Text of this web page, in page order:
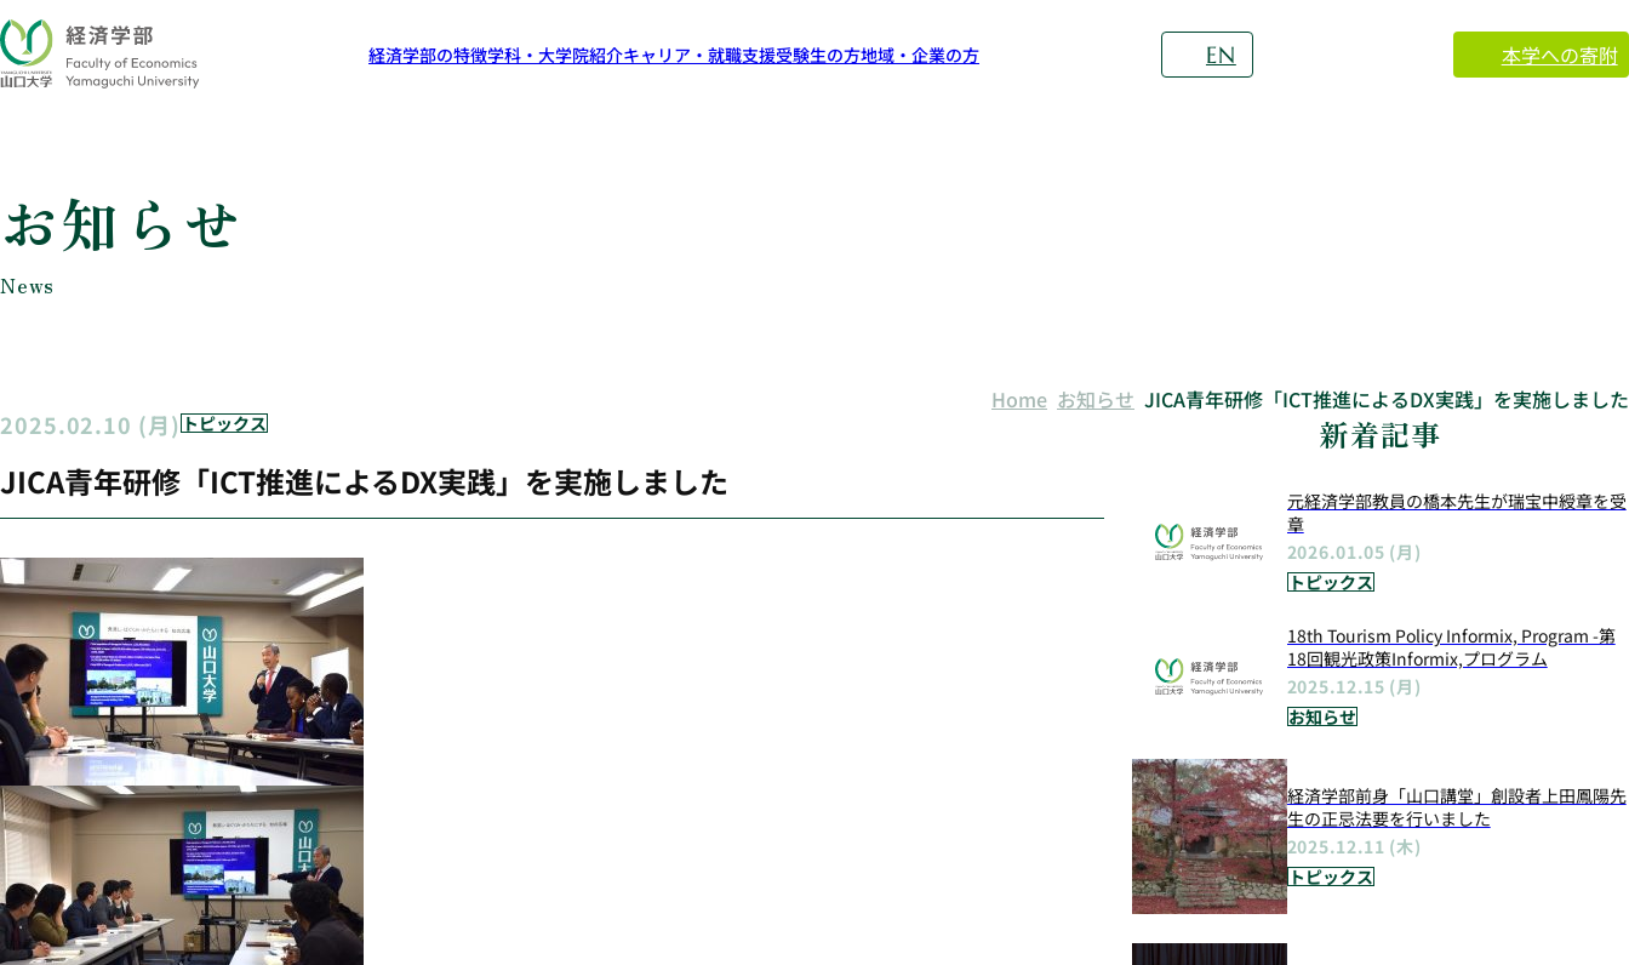
経済学部の特徴学科・大学院紹介キャリア・就職支援受験生の方地域・企業の方 EN 本学への寄附
お知らせ
News
Home お知らせ JICA青年研修「ICT推進によるDX実践」を実施しました
2025.02.10 (月) トピックス
JICA青年研修「ICT推進によるDX実践」を実施しました
新着記事
元経済学部教員の橋本先生が瑞宝中綬章を受
章
2026.01.05 (月)
トピックス
18th Tourism Policy Informix, Program -第
18回観光政策Informix,プログラム
2025.12.15 (月)
お知らせ
経済学部前身「山口講堂」創設者上田鳳陽先
生の正忌法要を行いました
2025.12.11 (木)
トピックス